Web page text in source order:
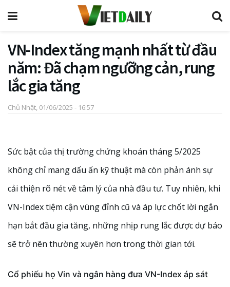
VN-Index tăng mạnh nhất từ đầu
năm: Đã chạm ngưỡng cản, rung
lắc gia tăng
Chủ Nhật, 01/06/2025 - 16:57
Sức bật của thị trường chứng khoán tháng 5/2025
không chỉ mang dấu ấn kỹ thuật mà còn phản ánh sự
cải thiện rõ nét về tâm lý của nhà đầu tư. Tuy nhiên, khi
VN-Index tiệm cận vùng đỉnh cũ và áp lực chốt lời ngắn
hạn bắt đầu gia tăng, những nhịp rung lắc được dự báo
sẽ trở nên thường xuyên hơn trong thời gian tới.
Cổ phiếu họ Vin và ngân hàng đưa VN-Index áp sát